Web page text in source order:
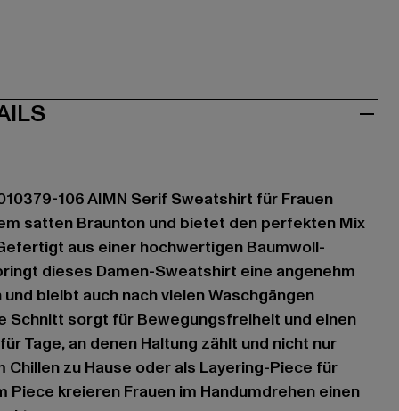
106 AIMN Serif Sweatshirt für Frauen
satten Braunton und bietet den perfekten Mix
aus einer hochwertigen Baumwoll-
dieses Damen-Sweatshirt eine angenehm
bleibt auch nach vielen Waschgängen
Schnitt sorgt für Bewegungsfreiheit und einen
Tage, an denen Haltung zählt und nicht nur
Chillen zu Hause oder als Layering-Piece für
Piece kreieren Frauen im Handumdrehen einen